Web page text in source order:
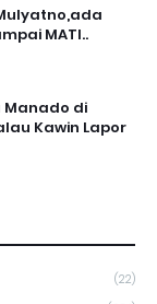
MATI..
Manado di
Kawin Lapor
(22)